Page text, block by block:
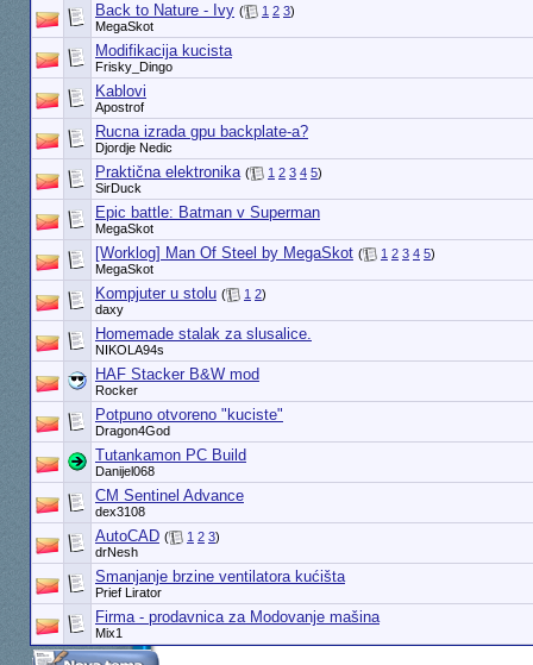
Back to Nature - Ivy ( 1 2 3)
MegaSkot
Modifikacija kucista
Frisky_Dingo
Kablovi
Apostrof
Rucna izrada gpu backplate-a?
Djordje Nedic
Praktična elektronika ( 1 2 3 4 5)
SirDuck
Epic battle: Batman v Superman
MegaSkot
[Worklog] Man Of Steel by MegaSkot ( 1 2 3 4 5)
MegaSkot
Kompjuter u stolu ( 1 2)
daxy
Homemade stalak za slusalice.
NIKOLA94s
HAF Stacker B&W mod
Rocker
Potpuno otvoreno "kuciste"
Dragon4God
Tutankamon PC Build
Danijel068
CM Sentinel Advance
dex3108
AutoCAD ( 1 2 3)
drNesh
Smanjanje brzine ventilatora kućišta
Prief Lirator
Firma - prodavnica za Modovanje mašina
Mix1